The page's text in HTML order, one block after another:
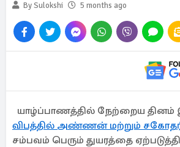
By Sulokshi
5 months ago
யாழ்ப்பாணத்தில் நேற்றைய தினம்
விபத்தில் அண்ணன் மற்றும்
சம்பவம் பெரும் துயரத்தை